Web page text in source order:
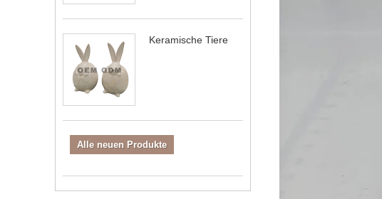
Keramische Tiere
Alle neuen Produkte